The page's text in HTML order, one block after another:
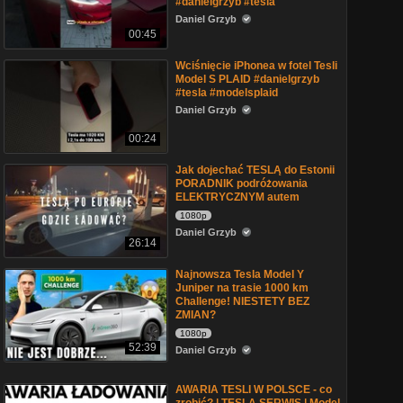
00:45
Daniel Grzyb
00:24
Wciśnięcie iPhonea w fotel Tesli
Model S PLAID #danielgrzyb
#tesla #modelsplaid
Daniel Grzyb
26:14
Jak dojechać TESLĄ do Estonii
PORADNIK podróżowania
ELEKTRYCZNYM autem
1080p
Daniel Grzyb
52:39
Najnowsza Tesla Model Y
Juniper na trasie 1000 km
Challenge! NIESTETY BEZ
ZMIAN?
1080p
Daniel Grzyb
AWARIA TESLI W POLSCE - co